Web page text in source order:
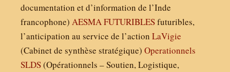
documentation et d’information de l’Inde
francophone) AESMAFUTURIBLESfuturibles,
l’anticipation au service de l’action LaVigie
(Cabinet de synthèse stratégique) Operationnels
SLDS(Opérationnels – Soutien, Logistique,